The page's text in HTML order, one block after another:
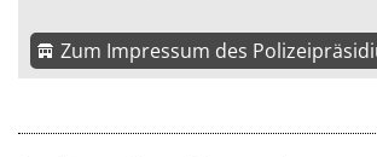
Zum Impressum des